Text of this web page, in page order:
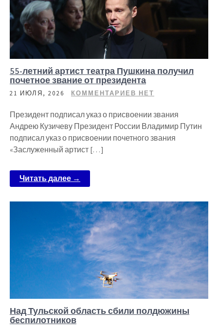
55-летний артист театра Пушкина получил
почетное звание от президента
21 ИЮЛЯ, 2026 КОММЕНТАРИЕВ НЕТ
Президент подписал указ о присвоении звания
Андрею Кузичеву Президент России Владимир Путин
подписал указ о присвоении почетного звания
«Заслуженный артист […]
Читать далее →
Над Тульской область сбили полдюжины
беспилотников